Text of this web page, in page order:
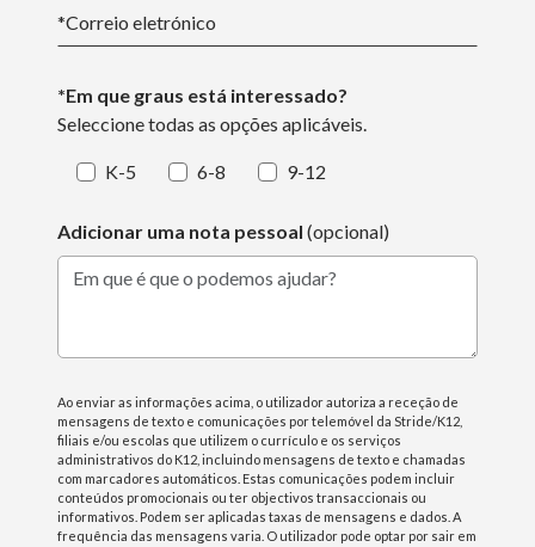
*Correio eletrónico
*Em que graus está interessado?
Seleccione todas as opções aplicáveis.
K-5 6-8 9-12
Adicionar uma nota pessoal (opcional)
Em que é que o podemos ajudar?
Ao enviar as informações acima, o utilizador autoriza a receção de
mensagens de texto e comunicações por telemóvel da Stride/K12,
filiais e/ou escolas que utilizem o currículo e os serviços
administrativos do K12, incluindo mensagens de texto e chamadas
com marcadores automáticos. Estas comunicações podem incluir
conteúdos promocionais ou ter objectivos transaccionais ou
informativos. Podem ser aplicadas taxas de mensagens e dados. A
frequência das mensagens varia. O utilizador pode optar por sair em